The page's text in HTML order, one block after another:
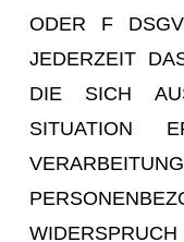
ODER F
JEDERZEIT
DIE SICH
SITUATION